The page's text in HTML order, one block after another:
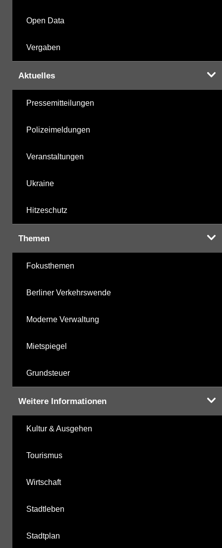
Open Data
Vergaben
Aktuelles
Pressemitteilungen
Polizeimeldungen
Veranstaltungen
Ukraine
Hitzeschutz
Themen
Fokusthemen
Berliner Verkehrswende
Moderne Verwaltung
Mietspiegel
Grundsteuer
Weitere Informationen
Kultur & Ausgehen
Tourismus
Wirtschaft
Stadtleben
Stadtplan